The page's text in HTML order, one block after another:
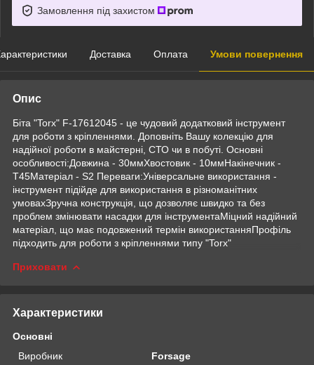
Замовлення під захистом
Доставка Оплата Умови повернення
Опис
Біта "Torx" F-17612045 - це чудовий додатковий інструмент
для роботи з кріпленнями. Доповніть Вашу колекцію для
надійної роботи в майстерні, СТО чи в побуті. Основні
особливості:Довжина - 30ммХвостовик - 10ммНакінечник -
Т45Матеріал - S2 Переваги:Універсальне використання -
інструмент підійде для використання в різноманітних
умовахЗручна конструкція, що дозволяє швидко та без
проблем змінювати насадки для інструментаМіцний надійний
матеріал, що має подовжений термін використанняПрофіль
підходить для роботи з кріпленнями типу "Torx"
Приховати
Характеристики
Основні
Виробник
Forsage